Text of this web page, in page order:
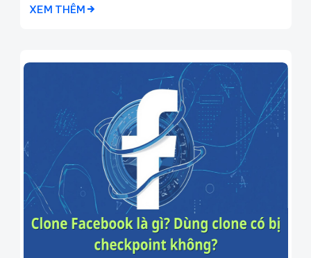
XEM THÊM